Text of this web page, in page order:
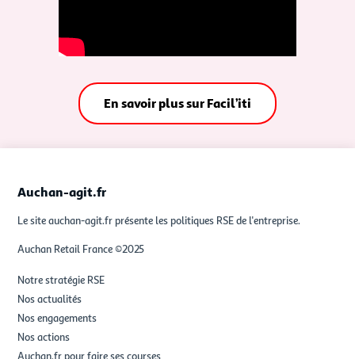
En savoir plus sur Facil’iti
Auchan-agit.fr
Le site auchan-agit.fr présente les politiques RSE de l'entreprise.
Auchan Retail France ©2025
Notre stratégie RSE
Nos actualités
Nos engagements
Nos actions
Auchan.fr pour faire ses courses